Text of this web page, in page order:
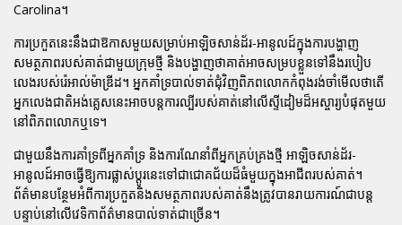
Carolina។
ការប្រកួតនេះនឹងជាឱកាសមួយសម្រាប់អាឡិចសាន់ដ័រ-អានូលដ៍ក្នុងការបង្ហាញ
សមត្ថភាពរបស់គាត់ជាមួយក្រុមថ្មី និងបង្ហាញថាគាត់អាចសម្របខ្លួនទៅនឹងរបៀប
លេងរបស់រ៉េអាល់ម៉ាឌ្រីដ។ អ្នកគាំទ្របាល់ទាត់ជុំវិញពិភពលោកកំពុងរង់ចាំមើលថាតើ
អ្នកលេងជាតិអង់គ្លេសនេះអាចបន្តការល្បីរបស់គាត់នៅលើស្ទីដៀមដ៏អស្ចារ្យបំផុតមួយ
នៅពិភពលោកឬទេ។
ជាមួយនឹងការគាំទ្រពីអ្នកគាំទ្រ និងការណែនាំពីអ្នកគ្រប់គ្រងថ្មី អាឡិចសាន់ដ័រ-
អានូលដ៍អាចធ្វើឱ្យការផ្លាស់ប្តូរនេះទៅជាជោគជ័យដ៏ធំមួយក្នុងអាជីពរបស់គាត់។
ព័ត៌មានបន្ថែមអំពីការប្រកួតនិងសមត្ថភាពរបស់គាត់នឹងត្រូវបានរាយការណ៍ជាបន្ត
បន្ទាប់នៅលើវេទិកាព័ត៌មានបាល់ទាត់ជាច្រើន។